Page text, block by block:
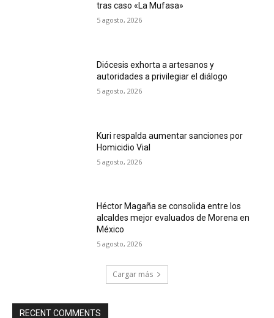
tras caso «La Mufasa»
5 agosto, 2026
Diócesis exhorta a artesanos y
autoridades a privilegiar el diálogo
5 agosto, 2026
Kuri respalda aumentar sanciones por
Homicidio Vial
5 agosto, 2026
Héctor Magaña se consolida entre los
alcaldes mejor evaluados de Morena en
México
5 agosto, 2026
Cargar más
RECENT COMMENTS